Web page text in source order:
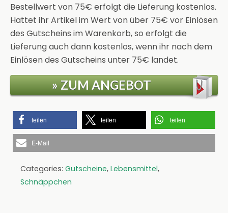
Bestellwert von 75€ erfolgt die Lieferung kostenlos.
Hattet ihr Artikel im Wert von über 75€ vor Einlösen
des Gutscheins im Warenkorb, so erfolgt die
Lieferung auch dann kostenlos, wenn ihr nach dem
Einlösen des Gutscheins unter 75€ landet.
» ZUM ANGEBOT
teilen teilen teilen
E-Mail
Categories: Gutscheine, Lebensmittel,
Schnäppchen